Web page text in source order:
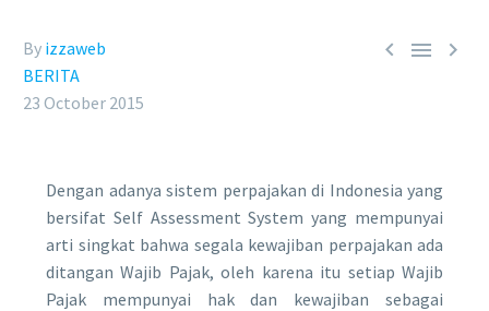
  
By izzaweb
BERITA
23 October 2015
Dengan adanya sistem perpajakan di Indonesia yang
bersifat Self Assessment System yang mempunyai
arti singkat bahwa segala kewajiban perpajakan ada
ditangan Wajib Pajak, oleh karena itu setiap Wajib
Pajak mempunyai hak dan kewajiban sebagai